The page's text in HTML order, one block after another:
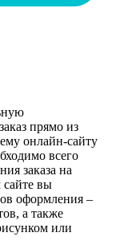
прямо из
онлайн-сайту
всего
заказа на
вы
оформления –
а также
или